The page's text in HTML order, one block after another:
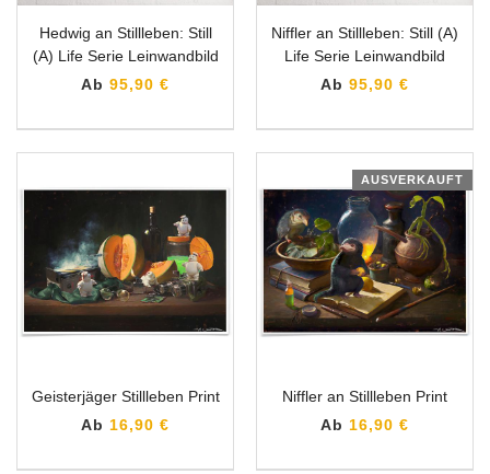
Hedwig an Stillleben: Still
(A) Life Serie Leinwandbild
Ab 95,90 €
Niffler an Stillleben: Still (A)
Life Serie Leinwandbild
Ab 95,90 €
Geisterjäger Stillleben Print
Ab 16,90 €
AUSVERKAUFT
Niffler an Stillleben Print
Ab 16,90 €